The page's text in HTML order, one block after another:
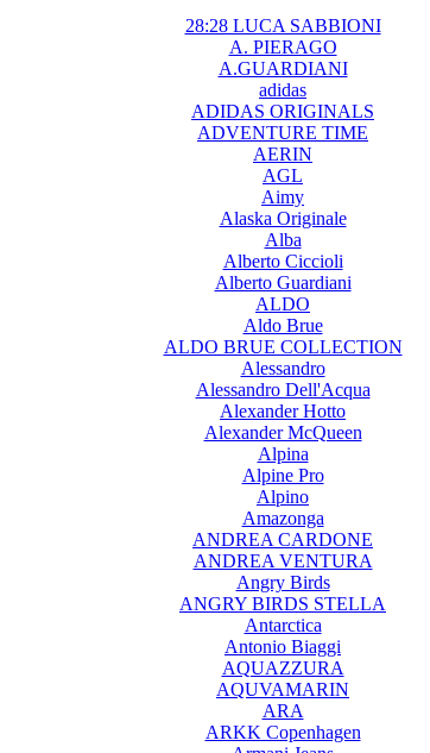
28:28 LUCA SABBIONI
A. PIERAGO
A.GUARDIANI
adidas
ADIDAS ORIGINALS
ADVENTURE TIME
AERIN
AGL
Aimy
Alaska Originale
Alba
Alberto Ciccioli
Alberto Guardiani
ALDO
Aldo Brue
ALDO BRUE COLLECTION
Alessandro
Alessandro Dell'Acqua
Alexander Hotto
Alexander McQueen
Alpina
Alpine Pro
Alpino
Amazonga
ANDREA CARDONE
ANDREA VENTURA
Angry Birds
ANGRY BIRDS STELLA
Antarctica
Antonio Biaggi
AQUAZZURA
AQUVAMARIN
ARA
ARKK Copenhagen